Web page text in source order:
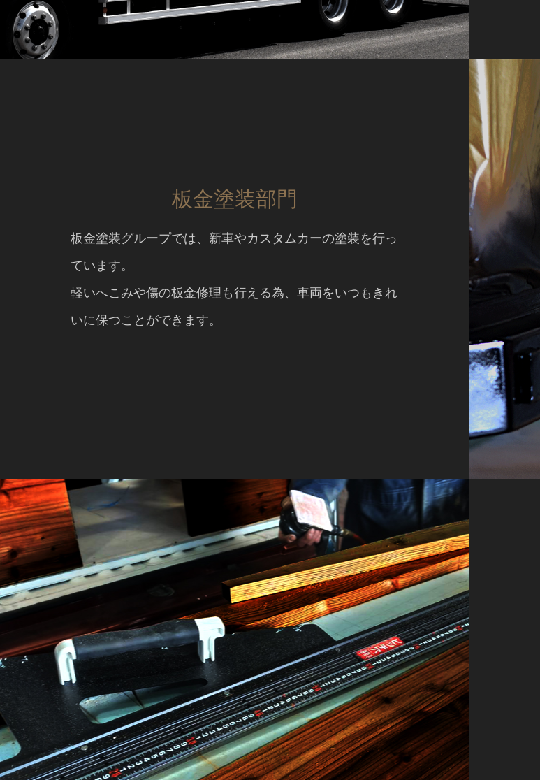
板金塗装部門
板金塗装グループでは、新車やカスタムカーの塗装を行っ
ています。
軽いへこみや傷の板金修理も行える為、車両をいつもきれ
いに保つことができます。